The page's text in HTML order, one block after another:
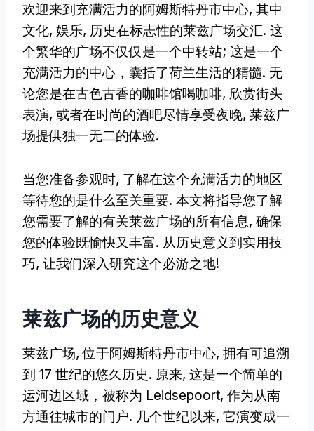
欢迎来到充满活力的阿姆斯特丹市中心, 其中
文化, 娱乐, 历史在标志性的莱兹广场交汇. 这
个繁华的广场不仅仅是一个中转站; 这是一个
充满活力的中心，囊括了荷兰生活的精髓. 无
论您是在古色古香的咖啡馆喝咖啡, 欣赏街头
表演, 或者在时尚的酒吧尽情享受夜晚, 莱兹广
场提供独一无二的体验.
当您准备参观时, 了解在这个充满活力的地区
等待您的是什么至关重要. 本文将指导您了解
您需要了解的有关莱兹广场的所有信息, 确保
您的体验既愉快又丰富. 从历史意义到实用技
巧, 让我们深入研究这个必游之地!
莱兹广场的历史意义
莱兹广场, 位于阿姆斯特丹市中心, 拥有可追溯
到 17 世纪的悠久历史. 原来, 这是一个简单的
运河边区域，被称为 Leidsepoort, 作为从南
方通往城市的门户. 几个世纪以来, 它演变成一